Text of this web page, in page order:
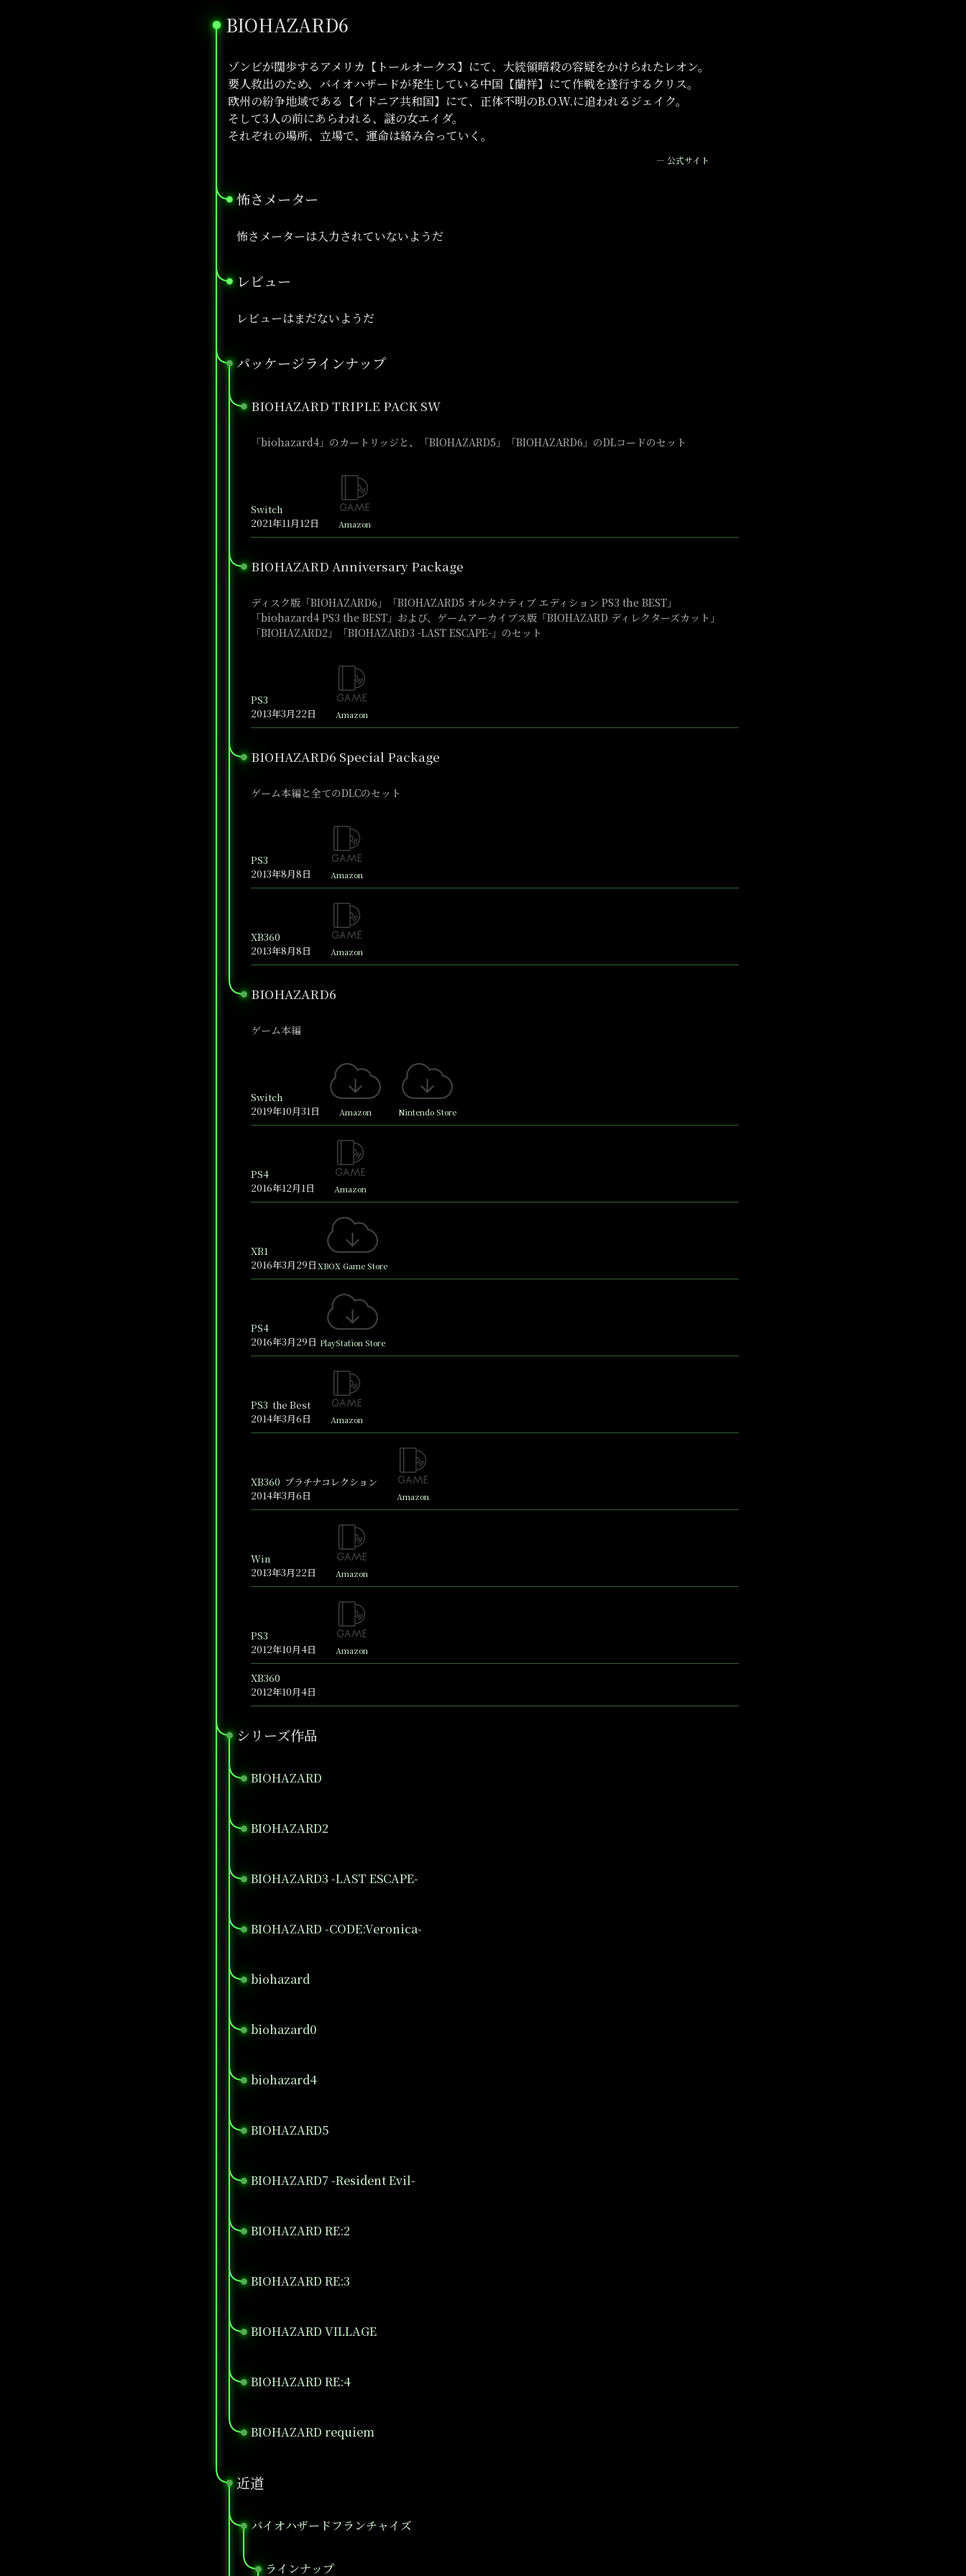
BIOHAZARD6
●
ゾンビが闊歩するアメリカ【トールオークス】にて、大統領暗殺の容疑をかけられたレオン。
要人救出のため、バイオハザードが発生している中国【蘭祥】にて作戦を遂行するクリス。
欧州の紛争地域である【イドニア共和国】にて、正体不明のB.O.W.に追われるジェイク。
そして3人の前にあらわれる、謎の女エイダ。
それぞれの場所、立場で、運命は絡み合っていく。
— 公式サイト
怖さメーター
●
怖さメーターは入力されていないようだ
レビュー
●
レビューはまだないようだ
パッケージラインナップ
●
BIOHAZARD TRIPLE PACK SW
●
「biohazard4」のカートリッジと、「BIOHAZARD5」「BIOHAZARD6」のDLコードのセット
Switch
2021年11月12日
Amazon
BIOHAZARD Anniversary Package
●
ディスク版「BIOHAZARD6」「BIOHAZARD5 オルタナティブ エディション PS3 the BEST」
「biohazard4 PS3 the BEST」および、ゲームアーカイブス版「BIOHAZARD ディレクターズカット」
「BIOHAZARD2」「BIOHAZARD3 -LAST ESCAPE-」のセット
PS3
2013年3月22日
Amazon
BIOHAZARD6 Special Package
●
ゲーム本編と全てのDLCのセット
PS3
2013年8月8日
Amazon
XB360
2013年8月8日
Amazon
BIOHAZARD6
●
ゲーム本編
Switch
2019年10月31日
Amazon Nintendo Store
PS4
2016年12月1日
Amazon
XB1
2016年3月29日XBOX Game Store
PS4
2016年3月29日 PlayStation Store
PS3 the Best
2014年3月6日
Amazon
XB360 プラチナコレクション
2014年3月6日
Amazon
Win
2013年3月22日
Amazon
PS3
2012年10月4日
Amazon
XB360
2012年10月4日
シリーズ作品
●
BIOHAZARD
●
BIOHAZARD2
●
BIOHAZARD3 -LAST ESCAPE-
●
BIOHAZARD -CODE:Veronica-
●
biohazard
●
biohazard0
●
biohazard4
●
BIOHAZARD5
●
BIOHAZARD7 -Resident Evil-
●
BIOHAZARD RE:2
●
BIOHAZARD RE:3
●
BIOHAZARD VILLAGE
●
BIOHAZARD RE:4
●
BIOHAZARD requiem
●
近道
●
バイオハザードフランチャイズ
●
ラインナップ
●